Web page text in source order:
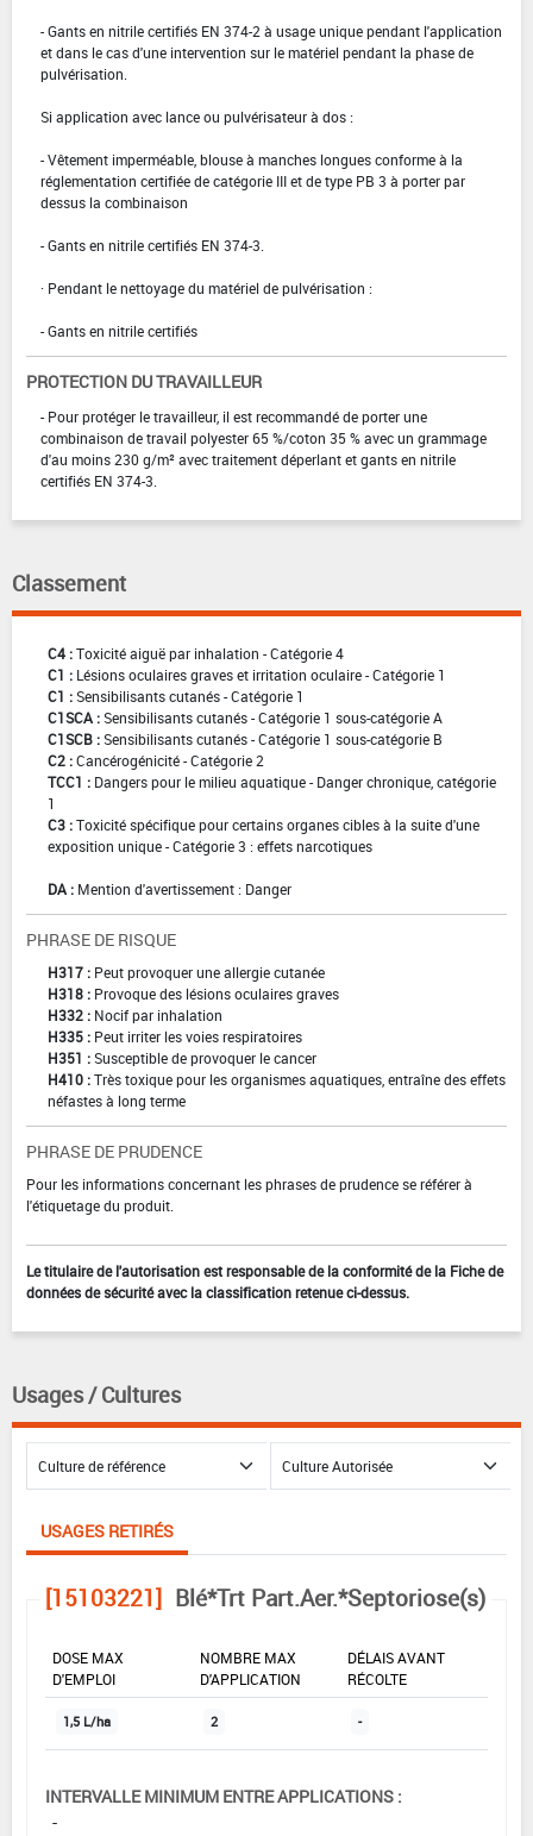
- Gants en nitrile certifiés EN 374-2 à usage unique pendant l'application
et dans le cas d'une intervention sur le matériel pendant la phase de
pulvérisation.
Si application avec lance ou pulvérisateur à dos :
- Vêtement imperméable, blouse à manches longues conforme à la
réglementation certifiée de catégorie III et de type PB 3 à porter par
dessus la combinaison
- Gants en nitrile certifiés EN 374-3.
· Pendant le nettoyage du matériel de pulvérisation :
- Gants en nitrile certifiés
PROTECTION DU TRAVAILLEUR
- Pour protéger le travailleur, il est recommandé de porter une
combinaison de travail polyester 65 %/coton 35 % avec un grammage
d'au moins 230 g/m² avec traitement déperlant et gants en nitrile
certifiés EN 374-3.
Classement
C4 :Toxicité aiguë par inhalation - Catégorie 4
C1 : Lésions oculaires graves et irritation oculaire - Catégorie 1
C1 :Sensibilisants cutanés - Catégorie 1
C1SCA :Sensibilisants cutanés - Catégorie 1 sous-catégorie A
C1SCB :Sensibilisants cutanés - Catégorie 1 sous-catégorie B
C2 :Cancérogénicité - Catégorie 2
TCC1 : Dangers pour le milieu aquatique - Danger chronique, catégorie
1
C3 :Toxicité spécifique pour certains organes cibles à la suite d'une
exposition unique - Catégorie 3 : effets narcotiques
DA : Mention d'avertissement : Danger
PHRASE DE RISQUE
H317 : Peut provoquer une allergie cutanée
H318 : Provoque des lésions oculaires graves
H332 : Nocif par inhalation
H335 : Peut irriter les voies respiratoires
H351 :Susceptible de provoquer le cancer
H410 :Très toxique pour les organismes aquatiques, entraîne des effets
néfastes à long terme
PHRASE DE PRUDENCE
Pour les informations concernant les phrases de prudence se référer à
l'étiquetage du produit.
Le titulaire de l'autorisation est responsable de la conformité de la Fiche de
données de sécurité avec la classification retenue ci-dessus.
Usages / Cultures
USAGES RETIRÉS
[15103221] Blé*Trt Part.Aer.*Septoriose(s)
DOSE MAX
D'EMPLOI
NOMBRE MAX
D'APPLICATION
DÉLAIS AVANT
RÉCOLTE
1,5 L/ha 2 -
INTERVALLE MINIMUM ENTRE APPLICATIONS :
-